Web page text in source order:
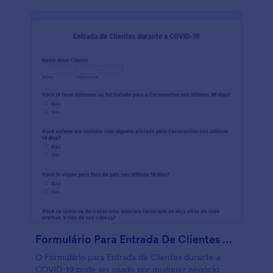
terá um sistema completo de triagem e
notificações e emails de resposta automática que
formulário. Sinta-se à vontade para usar nosso
Criador de Formulário para alterar as cores, fontes,
upload da logo da sua empresa. Tudo isso sem
escrever nenhuma linha de código. Seu formulário
vai poder ser integrado com diversas outras
plataformas online para deixar seu sistema ainda
mais completo e dinâmico, temos mais de 100
integrações gratuitas de formulários como Google
Drive, DropBox, Slack, e vários outros que você
pode testar agora.
Formulário Para Entrada De Clientes Durante A COVID 19
O Formulário para Entrada de Clientes durante a
COVID-19 pode ser usado por qualquer negócio